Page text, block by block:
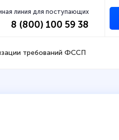
линия для поступающих
8 (800) 100 59 38
требований ФССП